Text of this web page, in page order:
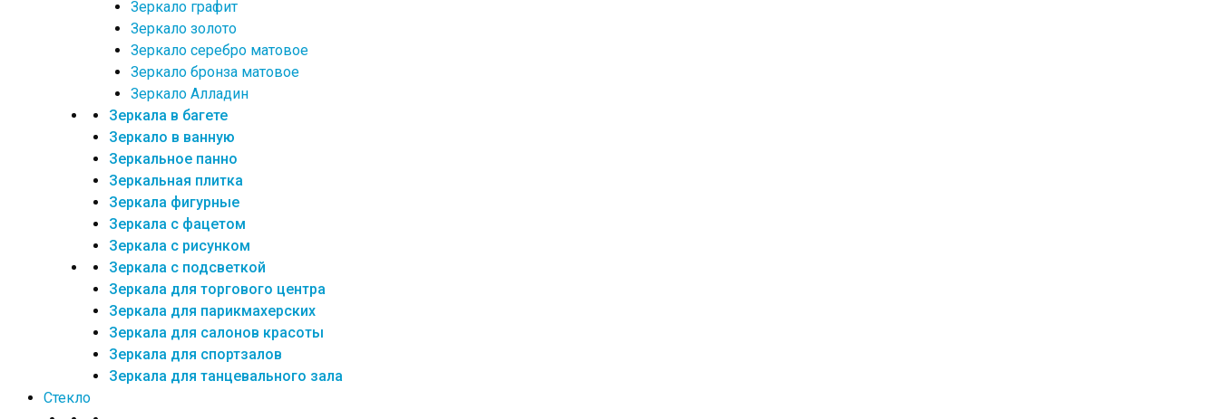
Зеркало графит
Зеркало золото
Зеркало серебро матовое
Зеркало бронза матовое
Зеркало Алладин
Зеркала в багете
Зеркало в ванную
Зеркальное панно
Зеркальная плитка
Зеркала фигурные
Зеркала с фацетом
Зеркала с рисунком
Зеркала с подсветкой
Зеркала для торгового центра
Зеркала для парикмахерских
Зеркала для салонов красоты
Зеркала для спортзалов
Зеркала для танцевального зала
Стекло